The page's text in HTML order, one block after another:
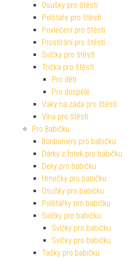
Osušky pro štěstí
Polštáře pro štěstí
Povlečení pro štěstí
Prostírání pro štěstí
Svíčky pro štěstí
Trička pro štěstí
Pro děti
Pro dospělé
Vaky na záda pro štěstí
Vína pro štěstí
Pro Babičku
Bonboniéry pro babičku
Dárky z fotek pro babičku
Deky pro babičku
Hrnečky pro babičku
Osušky pro babičku
Polštářky pro babičku
Svíčky pro babičku
Svíčky pro babičku
Svíčky pro babičku
Tašky pro babičku